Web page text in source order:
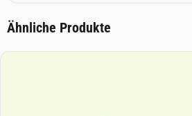
Ähnliche Produkte